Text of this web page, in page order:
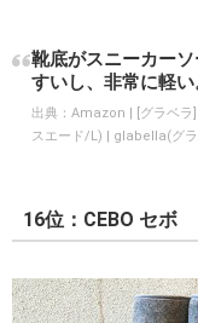
靴底がスニーカー
すいし、非常に軽い
出典： Amazon | [グラベラ]
スエード/L) | glabella(グ
16位：CEBO セボ